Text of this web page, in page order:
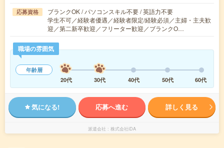
応募資格
ブランクOK / パソコンスキル不要 / 英語力不要
学生不可／経験者優遇／経験者限定/経験必須／主婦・主夫歓
迎／第二新卒歓迎／フリーター歓迎／ブランクO…
職場の雰囲気
年齢層
20代
30代 40代 50代 60代
気になる! 応募へ進む 詳しく見る
派遣会社 株式会社iDA